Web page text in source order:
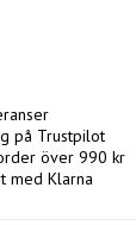
på Trustpilot
över 990 kr
med Klarna